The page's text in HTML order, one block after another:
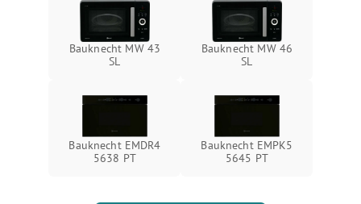
Bauknecht MW 43
SL
Bauknecht MW 46
SL
Bauknecht EMDR4
5638 PT
Bauknecht EMPK5
5645 PT